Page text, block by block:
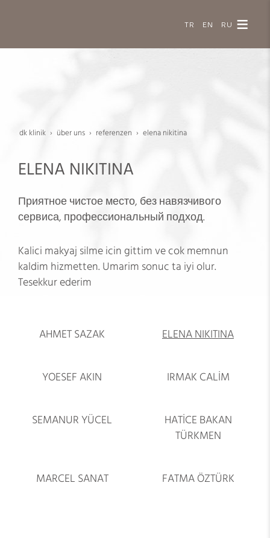
TR EN RU
dk klinik über uns referenzen elena nikitina
ELENA NIKITINA
Приятное чистое место, без навязчивого
сервиса, профессиональный подход.
Kalici makyaj silme icin gittim ve cok memnun
kaldim hizmetten. Umarim sonuc ta iyi olur.
Tesekkur ederim
AHMET SAZAK ELENA NIKITINA
YOESEF AKIN IRMAK CALİM
SEMANUR YÜCEL
HATİCE BAKAN
TÜRKMEN
MARCEL SANAT FATMA ÖZTÜRK